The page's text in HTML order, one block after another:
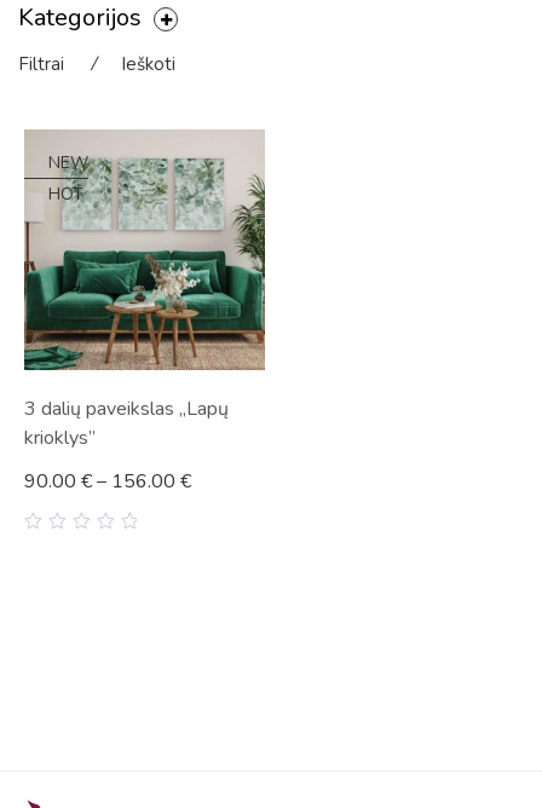
Kategorijos
Filtrai ⁄ Ieškoti
NEW
HOT
3 dalių paveikslas „Lapų
krioklys”
90.00 €– 156.00 €